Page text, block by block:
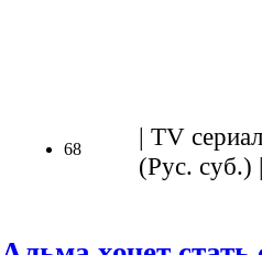
68
| TV
(Рус.